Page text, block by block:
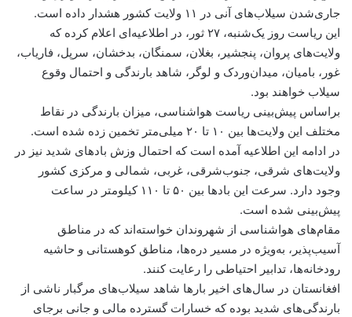
جاری‌شدن سیلاب‌های آنی در ۱۱ ولایت کشور هشدار داده است.
این ریاست روز یک‌شنبه، ۲۷ ثور، در اطلاعیه‌ای اعلام کرده که
ولایت‌های پروان، پنجشیر، بغلان، سمنگان، بدخشان، سرپل، فاریاب،
غور، بامیان، میدان‌وردک و لوگر، شاهد بارندگی و احتمال وقوع
سیلاب خواهند بود.
براساس پیش‌بینی ریاست هواشناسی، میزان بارندگی در نقاط
مختلف این ولایت‌ها بین ۱۰ تا ۲۰ میلی‌متر تخمین زده شده است.
در ادامه این اطلاعیه آمده است که احتمال وزش بادهای شدید نیز در
ولایت‌های شرقی، جنوب‌شرقی، غربی، شمالی و مرکزی کشور
وجود دارد. سرعت این بادها بین ۵۰ تا ۱۱۰ کیلومتر در ساعت
پیش‌بینی شده است.
مقام‌های هواشناسی از شهروندان خواسته‌اند که در مناطق
آسیب‌پذیر، به‌ویژه در مسیر دره‌ها، مناطق کوهستانی و حاشیه
رودخانه‌ها، تدابیر احتیاطی را رعایت کنند.
افغانستان در سال‌های اخیر بارها شاهد سیلاب‌های مرگبار ناشی از
بارندگی‌های شدید بوده که خسارات گسترده مالی و جانی برجای